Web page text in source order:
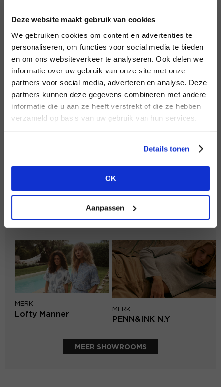
Deze website maakt gebruik van cookies
We gebruiken cookies om content en advertenties te
personaliseren, om functies voor social media te bieden
en om ons websiteverkeer te analyseren. Ook delen we
informatie over uw gebruik van onze site met onze
partners voor social media, adverteren en analyse. Deze
partners kunnen deze gegevens combineren met andere
informatie die u aan ze heeft verstrekt of die ze hebben
verzameld op basis van uw gebruik van hun services.
Details tonen
OK
Aanpassen
INLOGGEN
Wachtwoord
INLOGGEN
NOG GEEN ACCOUNT?
HEB JE NOG GEEN
ACCOUNT?
aan of bekijk de andere mogelijkheden.
BEKIJK ALLE OPTIES
MERK
Circle of Trust
Knit-ted
MERK
MERK
Mos Mosh
MERK
Lofty Manner
MERK
PENN&INK N.Y
MEER SHOWROOMS